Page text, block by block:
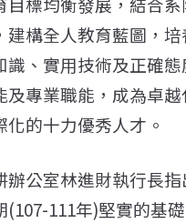
建構全人教育藍圖，
識、實用技術及正確態
及專業職能，成為卓
化的十力優秀人才。
辦公室林進財執行長
(107-111年)堅實的基